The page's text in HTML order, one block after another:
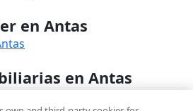
en Antas
en Antas
en Antas